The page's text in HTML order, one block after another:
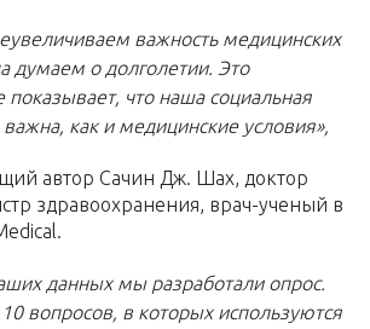
важность медицинских
думаем о долголетии. Это
показывает, что наша социальная
как и медицинские условия»,
автор Сачин Дж. Шах, доктор
здравоохранения, врач-ученый в
данных мы разработали опрос.
вопросов, в которых используются